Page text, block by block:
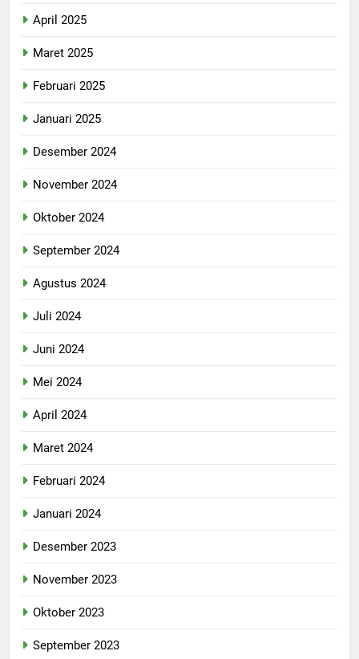
April 2025
Maret 2025
Februari 2025
Januari 2025
Desember 2024
November 2024
Oktober 2024
September 2024
Agustus 2024
Juli 2024
Juni 2024
Mei 2024
April 2024
Maret 2024
Februari 2024
Januari 2024
Desember 2023
November 2023
Oktober 2023
September 2023